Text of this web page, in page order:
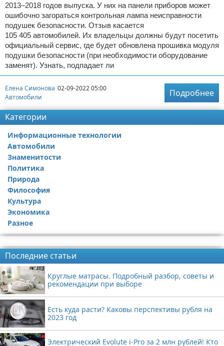
2013–2018 годов выпуска. У них на панели приборов может
ошибочно загораться контрольная лампа неисправности
подушек безопасности. Отзыв касается
105 405 автомобилей. Их владельцы должны будут посетить
официальный сервис, где будет обновлена прошивка модуля
подушки безопасности (при необходимости оборудование
заменят). Узнать, подпадает ли
Елена Симонова 02-09-2022 05:00
Автомобили
Подробнее
Категории
Информационные технологии
Автомобили
Знаменитости
Политика
Природа
Философия
Культура
Экономика
Разное
Последние статьи
Круглые матрасы. Подробный разбор, советы и
рекомендации при выборе
Есть куда расти? Каковы перспективы рубля на
2023 год
Электрический Evolute i-Pro за 2 млн рублей! Кто